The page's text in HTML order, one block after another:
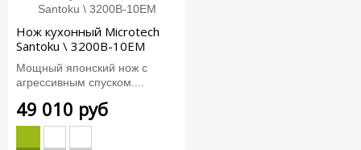
Нож кухонный Microtech
Santoku \ 3200B-10EM
Мощный японский нож с
агрессивным спуском....
49 010 руб